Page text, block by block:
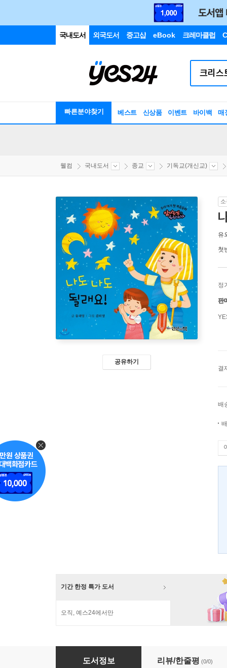
국내도서 외국도서 중고샵 eBook 크레마클럽
빠른분야찾기 베스트 신상품 이벤트 바이백 매
웰컴 국내도서 종교 기독교(개신교)
공유하기
유
첫
정
판
결
배
기간 한정 특가 도서
오직, 예스24에서만
나도 나도 될래요!
도서정보 리뷰/한줄평 (0/0)